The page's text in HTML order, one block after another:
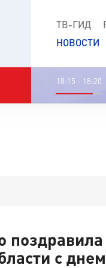
ТВ-ГИД
НОВОСТИ
18:15 - 18:20
с